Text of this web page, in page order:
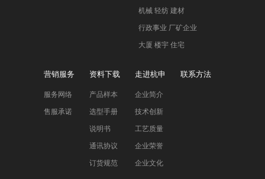
机械 轻纺 建材
行政事业 厂矿企业
大厦 楼宇 住宅
营销服务
服务网络
售服承诺
资料下载
产品样本
选型手册
说明书
通讯协议
订货规范
走进杭申
企业简介
技术创新
工艺质量
企业荣誉
企业文化
联系方法